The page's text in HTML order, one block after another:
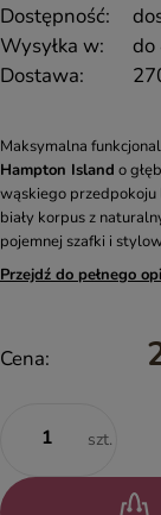
Dostępność:
Wysyłka w:
do
Dostawa:
Maksymalna
Hampton Island o
wąskiego przedpokoju
biały korpus z
pojemnej szafki i
Przejdź do pełnego
Cena:
szt.